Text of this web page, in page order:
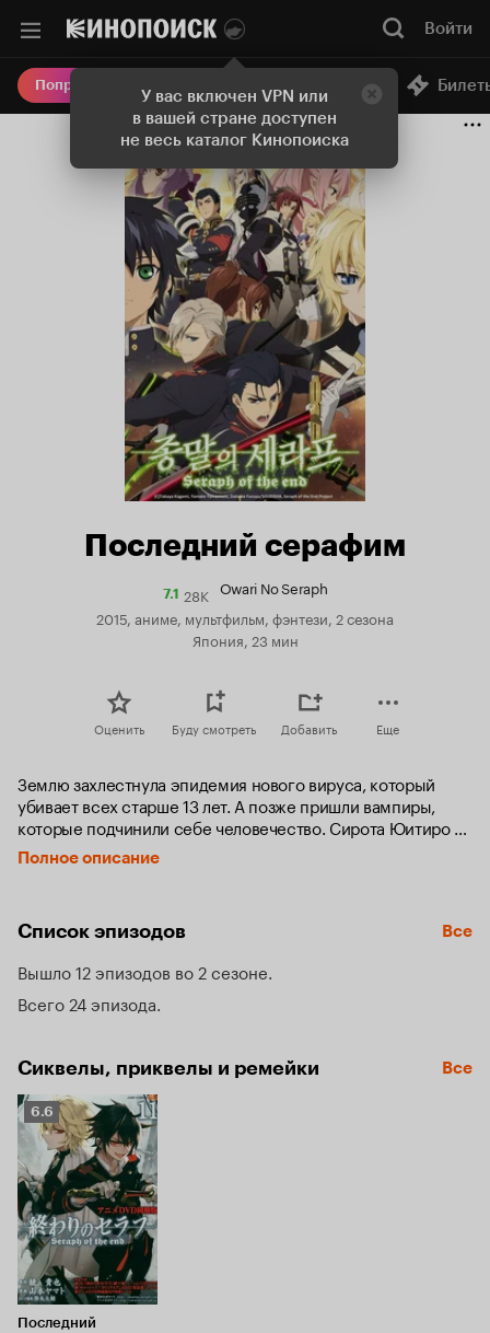
У вас включен VPN или
в вашей стране доступен
не весь каталог Кинопоиска
Войти
Попробовать Плюс Онлайн-кинотеатр
Последний серафим
7.1Рейтинг
Кинопоиска
7.1
28K Owari No Seraph
2015, аниме, мультфильм, фэнтези, 2 сезона
Япония, 23 мин
Оценить Буду смотреть Добавить Еще
Землю захлестнула эпидемия нового вируса, который
убивает всех старше 13 лет. А позже пришли вампиры,
которые подчинили себе человечество. Сирота Юитиро
в детстве настрадался от новых «хозяев», которые
обращались с ним как с животным. Но теперь парень
Полное описание
Список эпизодов Все
Вышло 12 эпизодов во 2 сезоне
Всего 24 эпизода
Сиквелы, приквелы и ремейки Все
Рейтинг
Кинопоиска
6.6
6.6
Последний